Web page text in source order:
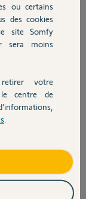
vous devez
de l'ajouter sur
ou certains
des cookies
site Somfy
sera moins
votre
centre de